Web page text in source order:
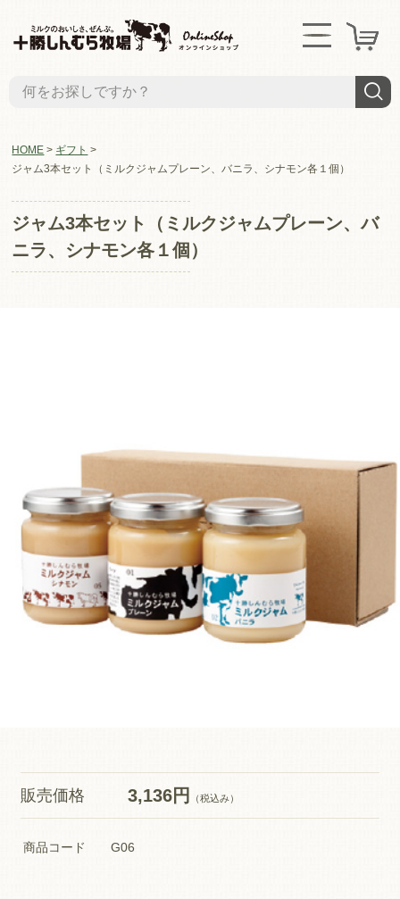
HOME
ギフト
ジャム3本セット（ミルクジャムプレーン、バニラ、シナモン各１個）
ジャム3本セット（ミルクジャムプレーン、バ
ニラ、シナモン各１個）
販売価格 3,136円 （税込み）
商品コード G06